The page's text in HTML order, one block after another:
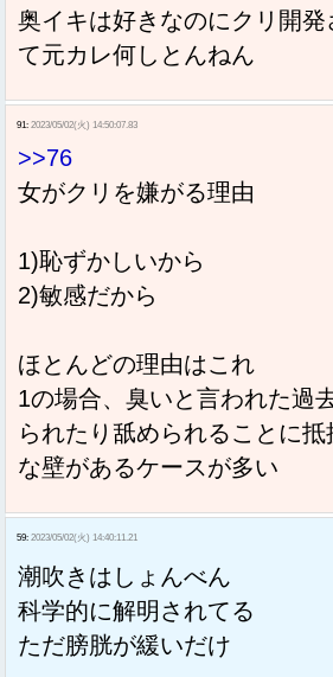
奥イキは好きなのにクリ開
て元カレ何しとんねん
91: 2023/05/02(火) 14:50:07.83
>>76
女がクリを嫌がる理由
1)恥ずかしいから
2)敏感だから
ほとんどの理由はこれ
1の場合、臭いと言われた過
られたり舐められることに
な壁があるケースが多い
59: 2023/05/02(火) 14:40:11.21
潮吹きはしょんべん
科学的に解明されてる
ただ膀胱が緩いだけ